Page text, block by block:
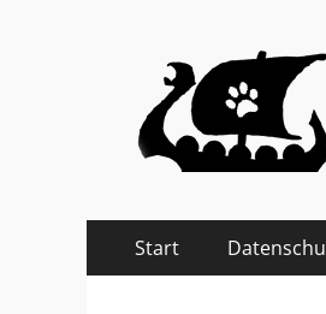
Primäres
Menü
Inhalt
Start